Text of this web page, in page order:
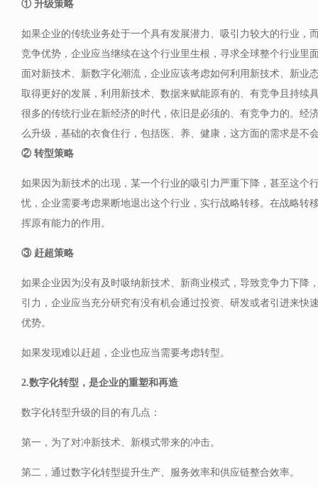
① 升级策略
如果企业的传统业务处于一个具有发展潜力、吸引力较大的行业，
竞争优势，企业应当继续在这个行业里生根，寻求全球整个行业里
面对新技术、新数字化潮流，企业应该考虑如何利用新技术、新业
取得更好的发展，利用新技术、数据来赋能原有的、有竞争且持续
很多的传统行业在新经济的时代，依旧是必须的、有竞争力的。经
么升级，基础的衣食住行，包括医、养、健康，这方面的需求是不
② 转型策略
如果因为新技术的出现，某一个行业的吸引力严重下降，甚至这个
忧，企业需要考虑果断地退出这个行业，实行战略转移。在战略转
挥原有能力的作用。
③ 赶超策略
如果企业因为没有及时吸纳新技术、新商业模式，导致竞争力下降
引力，企业应当充分研究有没有机会通过投资、研发或者引进来快
优势。
如果发现难以赶超，企业也应当需要考虑转型。
2.数字化转型，是企业的重塑和再造
数字化转型升级的目的有几点：
第一，为了对冲新技术、新模式带来的冲击。
第二，通过数字化转型提升生产、服务效率和供应链整合效率。